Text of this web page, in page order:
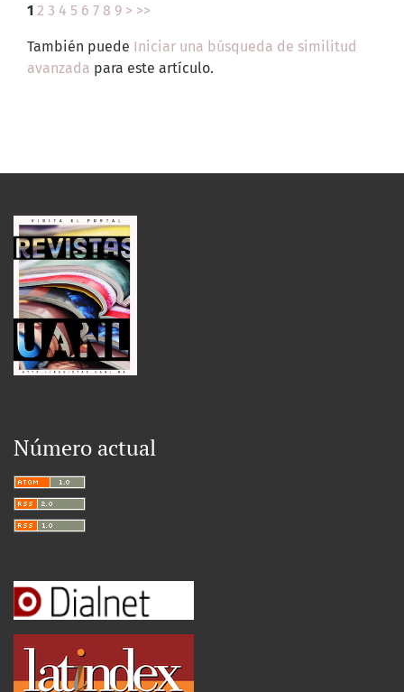
1 2 3 4 5 6 7 8 9 > >>
También puede Iniciar una búsqueda de similitud
avanzada para este artículo.
Número actual